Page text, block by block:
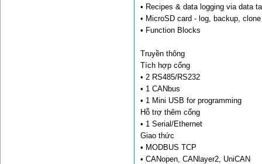
• Recipes & data logging via data
• MicroSD card - log, backup,
• Function Blocks
Truyền thông
Tích hợp cổng
• 2 RS485/RS232
• 1 CANbus
• 1 Mini USB for programming
Hỗ trợ thêm cổng
• 1 Serial/Ethernet
Giao thức
• MODBUS TCP
• CANopen, CANlayer2, UniCAN